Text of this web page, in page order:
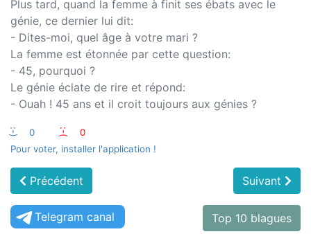
Plus tard, quand la femme à finit ses ébats avec le
génie, ce dernier lui dit:
- Dites-moi, quel âge à votre mari ?
La femme est étonnée par cette question:
- 45, pourquoi ?
Le génie éclate de rire et répond:
- Ouah ! 45 ans et il croit toujours aux génies ?
:-) 0 :-(
0
Pour voter, installer l'application !
Précédent Suivant
Telegram canal Top 10 blagues